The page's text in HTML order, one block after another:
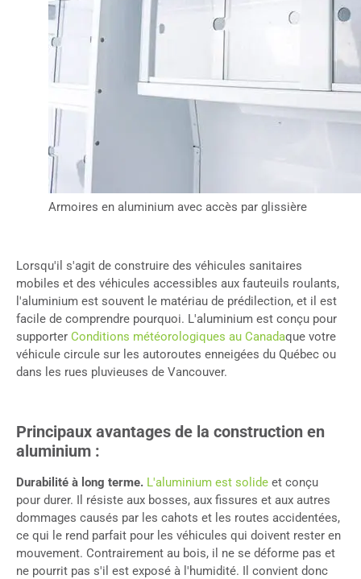
Armoires en aluminium avec accès par glissière
Lorsqu'il s'agit de construire des véhicules sanitaires
mobiles et des véhicules accessibles aux fauteuils roulants,
l'aluminium est souvent le matériau de prédilection, et il est
facile de comprendre pourquoi. L'aluminium est conçu pour
supporter Conditions météorologiques au Canadaque votre
véhicule circule sur les autoroutes enneigées du Québec ou
dans les rues pluvieuses de Vancouver.
Principaux avantages de la construction en
aluminium :
Durabilité à long terme. L'aluminium est solide et conçu
pour durer. Il résiste aux bosses, aux fissures et aux autres
dommages causés par les cahots et les routes accidentées,
ce qui le rend parfait pour les véhicules qui doivent rester en
mouvement. Contrairement au bois, il ne se déforme pas et
ne pourrit pas s'il est exposé à l'humidité. Il convient donc